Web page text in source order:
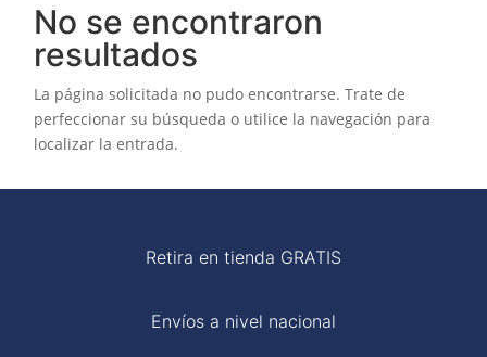
No se encontraron
resultados
La página solicitada no pudo encontrarse. Trate de
perfeccionar su búsqueda o utilice la navegación para
localizar la entrada.
Retira en tienda GRATIS
Envíos a nivel nacional